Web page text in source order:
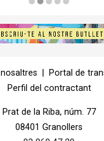
Portal de
Perfil del contractant
Prat de la Riba, núm. 77
08401 Granollers